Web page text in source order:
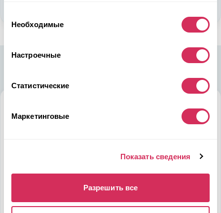
вами их сервисов.
согласия
Необходимые
Настроечные
Статистические
Маркетинговые
Показать сведения
Разрешить все
Алматы
Мамыр-1 м-н, дом 26, БЦ QUORUM, 6 этаж, 602 офис,
7-700-444-88-28
E-mail:
leads@w8shipping.kz